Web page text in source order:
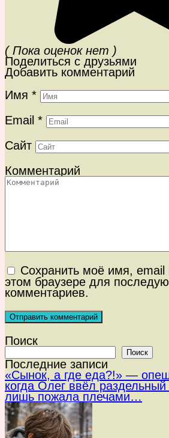
( Пока оценок нет )
Поделиться с друзьями
Добавить комментарий
Имя *
Email *
Сайт
Комментарий
Сохранить моё имя, email
этом браузере для
комментариев.
Поиск
Поиск
Последние записи
«Сынок, а где еда?!» —
когда Олег ввёл
лишь пожала плечами…